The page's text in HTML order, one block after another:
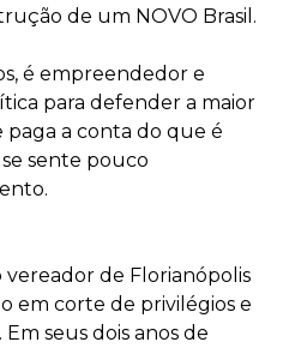
de um NOVO Brasil.
é empreendedor e
para defender a maior
a conta do que é
se sente pouco
vereador de Florianópolis
em corte de privilégios e
seus dois anos de